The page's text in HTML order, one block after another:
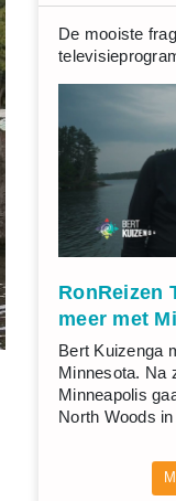
De mooiste
RonReizen
meer met
Bert Kuizenga
Minnesota. Na
Minneapolis
North Woods